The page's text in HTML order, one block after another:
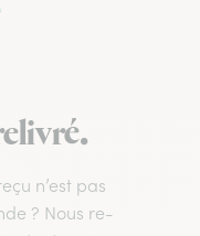
n’est pas
? Nous re-